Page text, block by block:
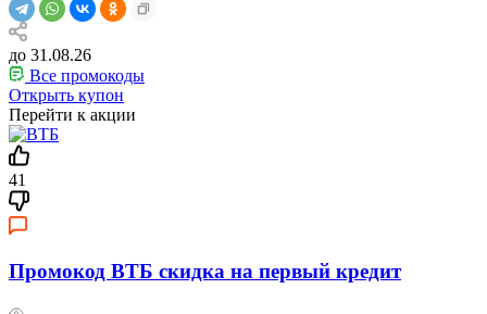
до 31.08.26
Все промокоды
Открыть купон
Перейти к акции
41
Промокод ВТБ скидка на первый кредит